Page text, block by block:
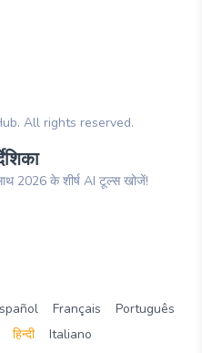
All rights reserved.
2026 के शीर्ष AI टूल्स खोजें!
Français
Português
हिन्दी Italiano